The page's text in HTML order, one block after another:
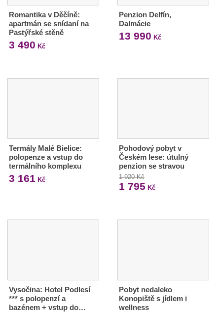
Romantika v Děčíně:
apartmán se snídaní na
Pastýřské stěně
3 490 Kč
Penzion Delfín,
Dalmácie
13 990 Kč
Termály Malé Bielice:
polopenze a vstup do
termálního komplexu
3 161 Kč
Pohodový pobyt v
Českém lese: útulný
penzion se stravou
1 920 Kč
1 795 Kč
Vysočina: Hotel Podlesí
*** s polopenzí a
bazénem + vstup do…
Pobyt nedaleko
Konopiště s jídlem i
wellness